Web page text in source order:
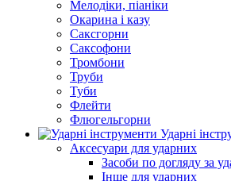
Мелодіки, піаніки
Окарина і казу
Саксгорни
Саксофони
Тромбони
Труби
Туби
Флейти
Флюгельгорни
Ударні
Аксесуари для ударних
Засоби по догляду за
Інше для ударних